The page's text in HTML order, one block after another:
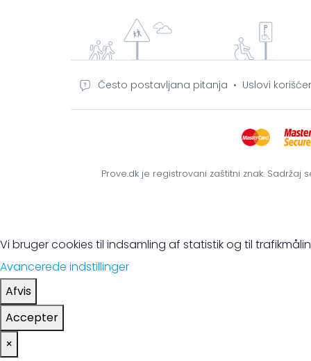
Često postavljana pitanja • Uslovi
Prove.dk je registrovani zaštitni znak.
Vi bruger cookies til indsamling af statistik og til
Avancerede indstillinger
Afvis
Accepter
×